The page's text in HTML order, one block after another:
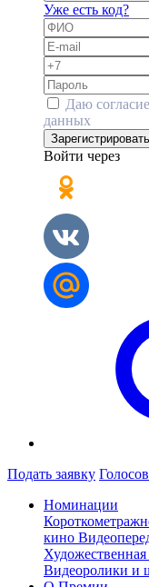
Уже есть код?
Даю
данных
Войти через
Подать заявку
Номинации
кино
Художественная
Видеоролики и